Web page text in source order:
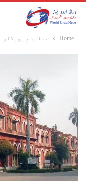
Home تعلیم و روزگار